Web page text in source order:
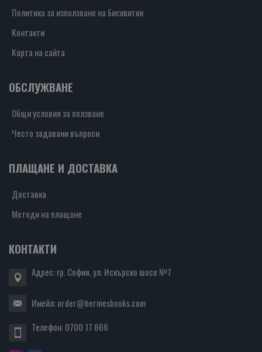
Политика за използване на бисквитки
Контакти
Карта на сайта
ОБСЛУЖВАНЕ
Общи условия за ползване
Често задавани въпроси
ПЛАЩАНЕ И ДОСТАВКА
Доставка
Методи на плащане
КОНТАКТИ
Адрес: гр. София, ул. Искърско шосе №7
Имейл:order@hermesbooks.com
Телефон:0700 17 666